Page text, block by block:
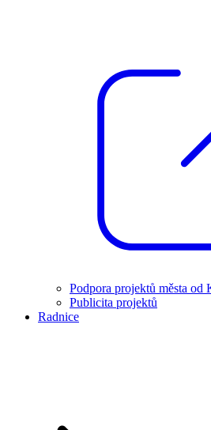
Podpora projektů města od
Publicita projektů
Radnice